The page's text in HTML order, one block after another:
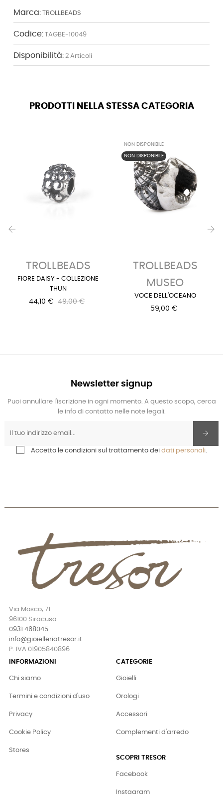
Marca: TROLLBEADS
Codice: TAGBE-10049
Disponibilità: 2 Articoli
PRODOTTI NELLA STESSA CATEGORIA
TROLLBEADS
FIORE DAISY - COLLEZIONE
THUN
44,10 € 49,00 €
NON DISPONIBILE
NON DISPONIBILE
TROLLBEADS
MUSEO
VOCE DELL'OCEANO
59,00 €
Newsletter signup
Puoi annullare l'iscrizione in ogni momento. A questo scopo, cerca
le info di contatto nelle note legali.
Accetto le condizioni sul trattamento dei dati personali.
Via Mosco, 71
96100 Siracusa
0931 468045
info@gioielleriatresor.it
P. IVA 01905840896
INFORMAZIONI
Chi siamo
Termini e condizioni d'uso
Privacy
Cookie Policy
Stores
CATEGORIE
Gioielli
Orologi
Accessori
Complementi d'arredo
SCOPRI TRESOR
Facebook
Instagram